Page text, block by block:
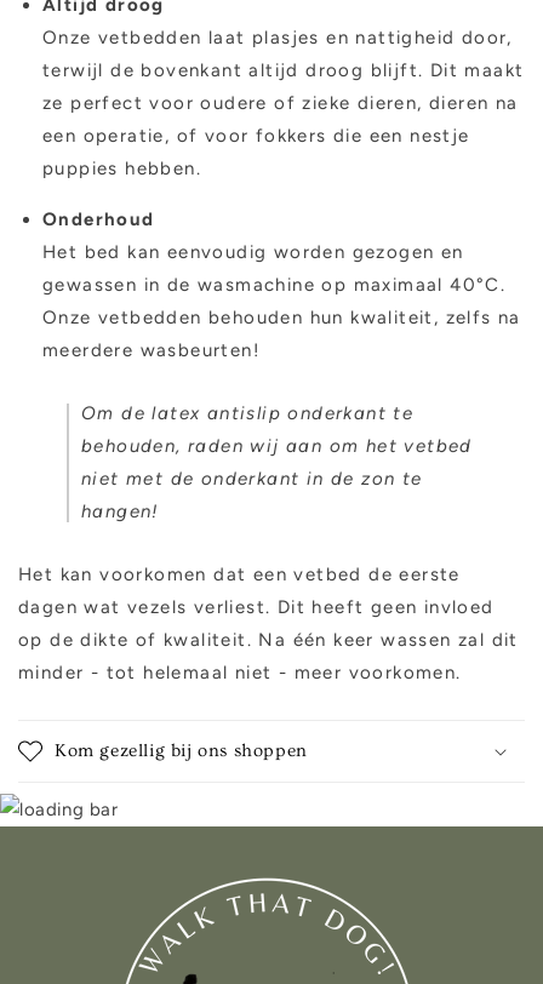
Altijd droog
Onze vetbedden laat plasjes en nattigheid door,
terwijl de bovenkant altijd droog blijft. Dit maakt
ze perfect voor oudere of zieke dieren, dieren na
een operatie, of voor fokkers die een nestje
puppies hebben.
Onderhoud
Het bed kan eenvoudig worden gezogen en
gewassen in de wasmachine op maximaal 40°C.
Onze vetbedden behouden hun kwaliteit, zelfs na
meerdere wasbeurten!
Om de latex antislip onderkant te
behouden, raden wij aan om het vetbed
niet met de onderkant in de zon te
hangen!
Het kan voorkomen dat een vetbed de eerste
dagen wat vezels verliest. Dit heeft geen invloed
op de dikte of kwaliteit. Na één keer wassen zal dit
minder - tot helemaal niet - meer voorkomen.
Kom gezellig bij ons shoppen